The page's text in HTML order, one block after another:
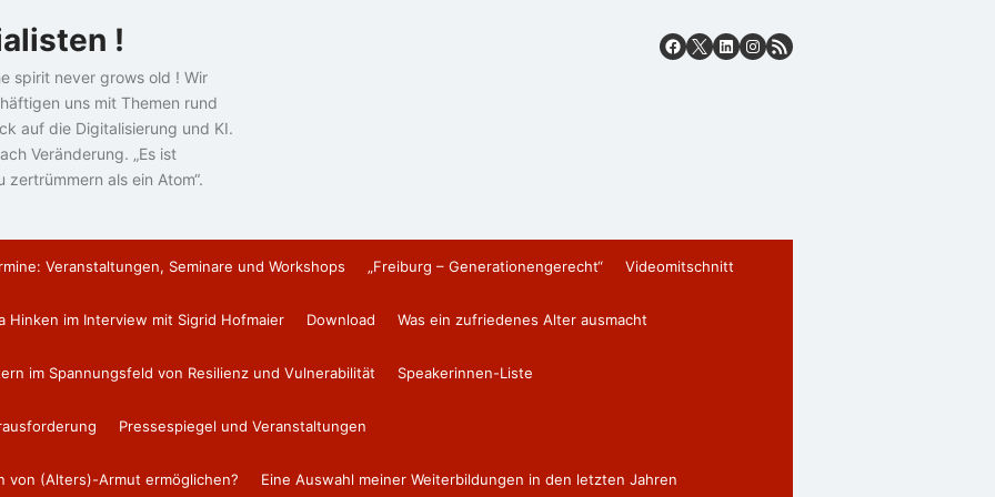
!
spirit never grows old ! Wir
uns mit Themen rund
auf die Digitalisierung und KI.
Veränderung. „Es ist
als ein Atom“.
Veranstaltungen, Seminare und Workshops „Freiburg – Generationengerecht“ Videomitschnitt
Hinken im Interview mit Sigrid Hofmaier Download Was ein zufriedenes Alter ausmacht
im Spannungsfeld von Resilienz und Vulnerabilität Speakerinnen-Liste
Pressespiegel und Veranstaltungen
von (Alters)-Armut ermöglichen? Eine Auswahl meiner Weiterbildungen in den letzten Jahren